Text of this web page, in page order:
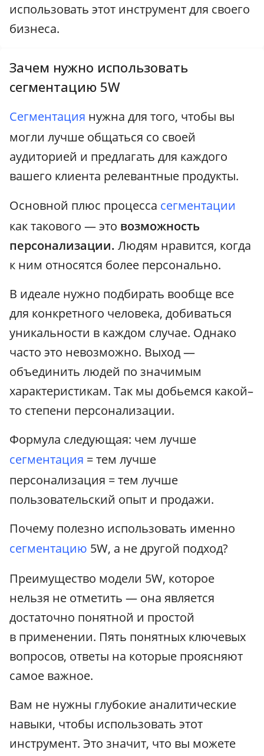
использовать этот инструмент для своего
бизнеса.
Зачем нужно использовать
сегментацию 5W
Сегментация нужна для того, чтобы вы
могли лучше общаться со своей
аудиторией и предлагать для каждого
вашего клиента релевантные продукты.
Основной плюс процесса сегментации
как такового — это возможность
персонализации. Людям нравится, когда
к ним относятся более персонально.
В идеале нужно подбирать вообще все
для конкретного человека, добиваться
уникальности в каждом случае. Однако
часто это невозможно. Выход —
объединить людей по значимым
характеристикам. Так мы добьемся какой–
то степени персонализации.
Формула следующая: чем лучше
сегментация = тем лучше
персонализация = тем лучше
пользовательский опыт и продажи.
Почему полезно использовать именно
сегментацию 5W, а не другой подход?
Преимущество модели 5W, которое
нельзя не отметить — она является
достаточно понятной и простой
в применении. Пять понятных ключевых
вопросов, ответы на которые проясняют
самое важное.
Вам не нужны глубокие аналитические
навыки, чтобы использовать этот
инструмент. Это значит, что вы можете